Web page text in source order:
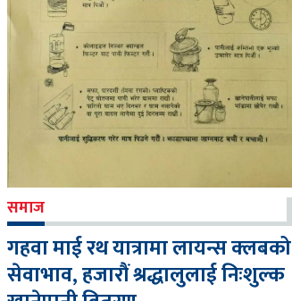
समाज
गहवा माई रथ यात्रामा लायन्स क्लबको
सेवाभाव, हजारौं श्रद्धालुलाई निःशुल्क